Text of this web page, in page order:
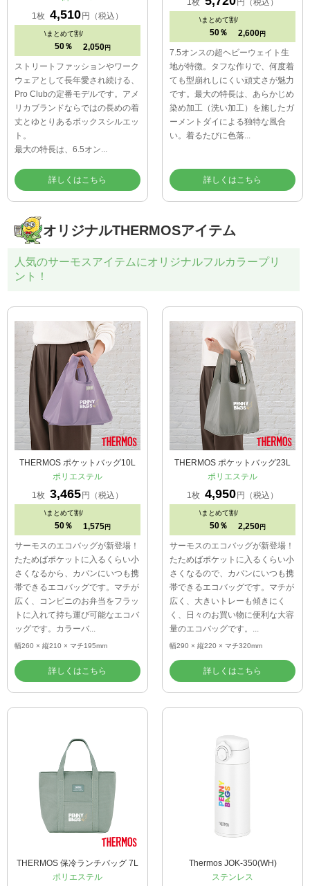
1枚 4,510 円（税込）
\まとめて割/
50％ 2,050 円
ストリートファッションやワーク
ウェアとして長年愛され続ける、
Pro Clubの定番モデルです。アメ
リカブランドならではの長めの着
丈とゆとりあるボックスシルエッ
ト。
最大の特長は、6.5オン...
詳しくはこちら
1枚 円（税込）
\まとめて割/
50％ 2,600 円
7.5オンスの超ヘビーウェイト生
地が特徴。タフな作りで、何度着
ても型崩れしにくい頑丈さが魅力
です。最大の特長は、あらかじめ
染め加工（洗い加工）を施したガ
ーメントダイによる独特な風合
い。着るたびに色落...
詳しくはこちら
オリジナルTHERMOSアイテム
人気のサーモスアイテムにオリジナルフルカラープリ
ント！
THERMOS ポケットバッグ10L
ポリエステル
1枚 3,465 円（税込）
\まとめて割/
50％ 1,575 円
サーモスのエコバッグが新登場！
たためばポケットに入るくらい小
さくなるから、カバンにいつも携
帯できるエコバッグです。マチが
広く、コンビニのお弁当をフラッ
トに入れて持ち運び可能なエコバ
ッグです。カラーバ...
幅260 × 縦210 × マチ195mm
詳しくはこちら
THERMOS ポケットバッグ23L
ポリエステル
1枚 4,950 円（税込）
\まとめて割/
50％ 2,250 円
サーモスのエコバッグが新登場！
たためばポケットに入るくらい小
さくなるので、カバンにいつも携
帯できるエコバッグです。マチが
広く、大きいトレーも傾きにく
く、日々のお買い物に便利な大容
量のエコバッグです。...
幅290 × 縦220 × マチ320mm
詳しくはこちら
THERMOS 保冷ランチバッグ 7L
ポリエステル
Thermos JOK-350(WH)
ステンレス